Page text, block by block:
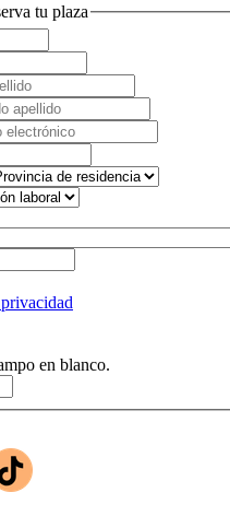
tu plaza
en blanco.